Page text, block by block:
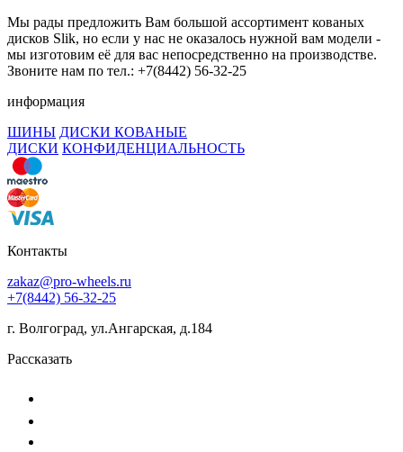
Мы рады предложить Вам большой ассортимент кованых
дисков Slik, но если у нас не оказалось нужной вам модели -
мы изготовим её для вас непосредственно на производстве.
Звоните нам по тел.: +7(8442) 56-32-25
информация
ШИНЫ ДИСКИ КОВАНЫЕ
ДИСКИ КОНФИДЕНЦИАЛЬНОСТЬ
Контакты
zakaz@pro-wheels.ru
+7(8442) 56-32-25
г. Волгоград, ул.Ангарская, д.184
Рассказать